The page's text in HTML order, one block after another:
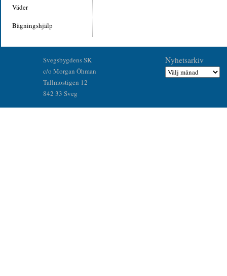
Väder
Bägningshjälp
Svegsbygdens SK
c/o Morgan Öhman
Tallmostigen 12
842 33 Sveg
Nyhetsarkiv